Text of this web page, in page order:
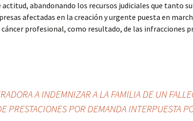
abandonando los recursos judiciales que tanto
afectadas en la creación y urgente puesta en
profesional, como resultado, de las infracciones
A INDEMNIZAR A LA FAMILIA DE UN
PRESTACIONES POR DEMANDA INTERPUESTA